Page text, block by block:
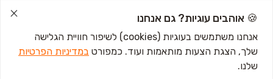
🍪 אוהבים עוגיות? גם אנחנו
אנחנו משתמשים בעוגיות (cookies) לשיפור חוויית הגלישה
שלך, הצגת הצעות מותאמות ועוד. כמפורט במדיניות הפרטיות
שלנו.